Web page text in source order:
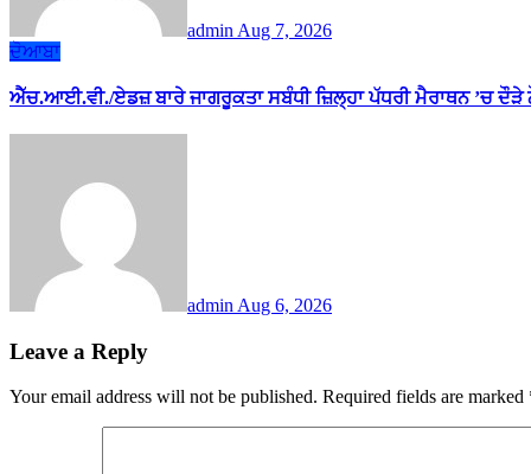
admin Aug 7, 2026
ਦੋਆਬਾ
ਐੱਚ.ਆਈ.ਵੀ./ਏਡਜ਼ ਬਾਰੇ ਜਾਗਰੂਕਤਾ ਸਬੰਧੀ ਜ਼ਿਲ੍ਹਾ ਪੱਧਰੀ ਮੈਰਾਥਨ ’ਚ ਦੌੜੇ
admin Aug 6, 2026
Leave a Reply
Your email address will not be published. Required fields are marked